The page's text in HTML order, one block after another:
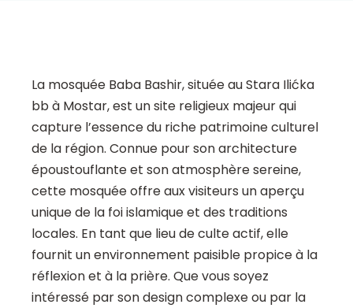
La mosquée Baba Bashir, située au Stara Ilićka
bb à Mostar, est un site religieux majeur qui
capture l’essence du riche patrimoine culturel
de la région. Connue pour son architecture
époustouflante et son atmosphère sereine,
cette mosquée offre aux visiteurs un aperçu
unique de la foi islamique et des traditions
locales. En tant que lieu de culte actif, elle
fournit un environnement paisible propice à la
réflexion et à la prière. Que vous soyez
intéressé par son design complexe ou par la